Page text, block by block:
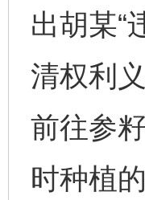
出胡某“
清权利
前往参
时种植